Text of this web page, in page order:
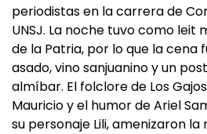
periodistas en la carrera de
UNSJ. La noche tuvo como leit
de la Patria, por lo que la cena
asado, vino sanjuanino y un
almíbar. El folclore de Los
Mauricio y el humor de Ariel
su personaje Lili, amenizaron la